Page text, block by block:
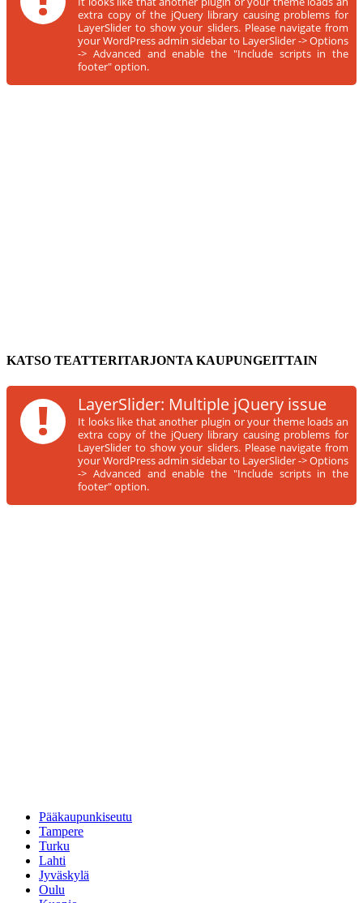
extra copy of the jQuery library causing problems for
LayerSlider to show your sliders. Please navigate from
your WordPress admin sidebar to LayerSlider -> Options
-> Advanced and enable the "Include scripts in the
footer" option.
KATSO TEATTERITARJONTA KAUPUNGEITTAIN
! LayerSlider: Multiple jQuery issue
It looks like that another plugin or your theme loads an
extra copy of the jQuery library causing problems for
LayerSlider to show your sliders. Please navigate from
your WordPress admin sidebar to LayerSlider -> Options
-> Advanced and enable the "Include scripts in the
footer" option.
Pääkaupunkiseutu
Tampere
Turku
Lahti
Jyväskylä
Oulu